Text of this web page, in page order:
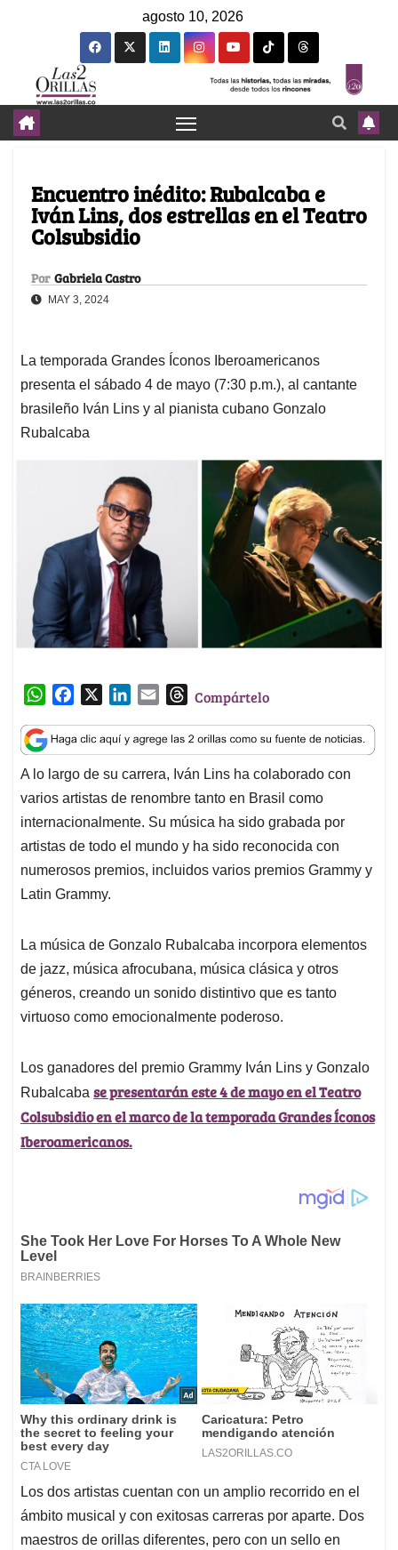
agosto 10, 2026
Encuentro inédito: Rubalcaba e
Iván Lins, dos estrellas en el Teatro
Colsubsidio
Por Gabriela Castro
MAY 3, 2024
La temporada Grandes Íconos Iberoamericanos
presenta el sábado 4 de mayo (7:30 p.m.), al cantante
brasileño Iván Lins y al pianista cubano Gonzalo
Rubalcaba
W
a
t
s
A
p
p
c
e
b
o
o
k
n
k
e
d
I
n
a
i
l
T
r
e
a
d
s
Compártelo
A lo largo de su carrera, Iván Lins ha colaborado con
varios artistas de renombre tanto en Brasil como
internacionalmente. Su música ha sido grabada por
artistas de todo el mundo y ha sido reconocida con
numerosos premios, incluidos varios premios Grammy y
Latin Grammy.
La música de Gonzalo Rubalcaba incorpora elementos
de jazz, música afrocubana, música clásica y otros
géneros, creando un sonido distintivo que es tanto
virtuoso como emocionalmente poderoso.
Los ganadores del premio Grammy Iván Lins y Gonzalo
Rubalcaba se presentarán este 4 de mayo en el Teatro
Colsubsidio en el marco de la temporada Grandes Íconos
Iberoamericanos.
Los dos artistas cuentan con un amplio recorrido en el
ámbito musical y con exitosas carreras por aparte. Dos
maestros de orillas diferentes, pero con un sello en